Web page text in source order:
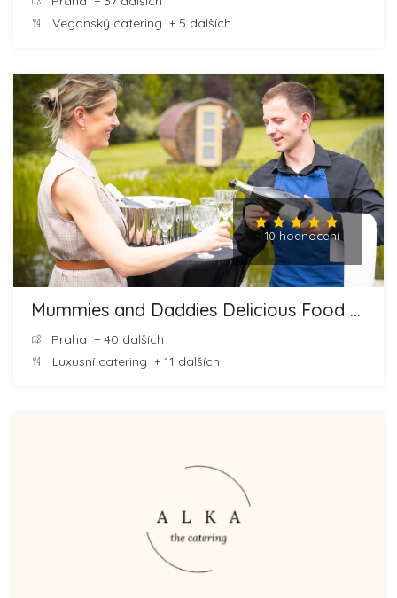
Veganský catering + 5 dalších
10 hodnocení
Mummies and Daddies Delicious Food and Cheesecakes
Praha + 40 dalších
Luxusní catering + 11 dalších